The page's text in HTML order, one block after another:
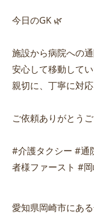
今日のGK 🌿
施設から病院への通
安心して移動してい
親切に、丁寧に対応
ご依頼ありがとう
#介護タクシー #通
者様ファースト #
愛知県岡崎市にあ